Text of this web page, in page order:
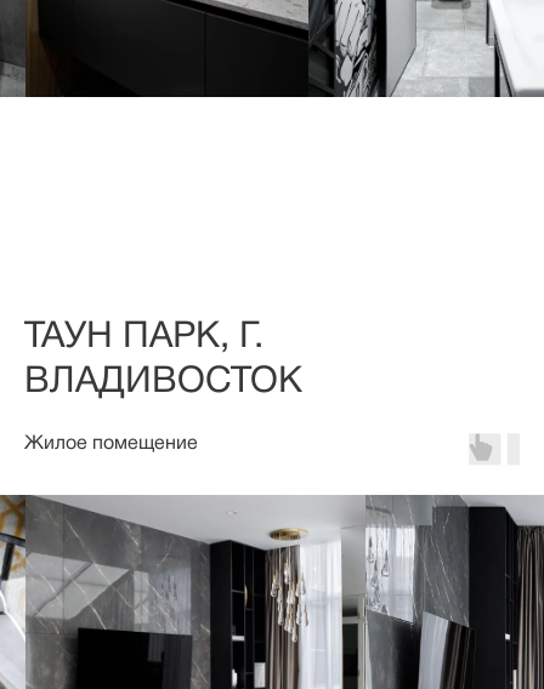
ТАУН ПАРК, Г.
ВЛАДИВОСТОК
Жилое помещение